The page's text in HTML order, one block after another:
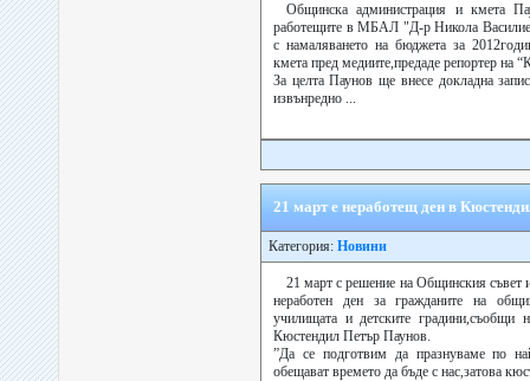
Общинска администрация и кмета
работещите в МБАЛ "Д-р Никола
с намаляването на бюджета за
кмета пред медиите,предаде репортер на
За целта Паунов ще внесе докладна
извънредно ...
21 март е неработещ ден в
Категория: Новини
21 март с решение на Общинския съвет
неработен ден за гражданите на
училищата и детските градини,съобщи
Кюстендил Петър Паунов.
”Да се подготвим да празнуваме по
обещават времето да бъде с нас,затова